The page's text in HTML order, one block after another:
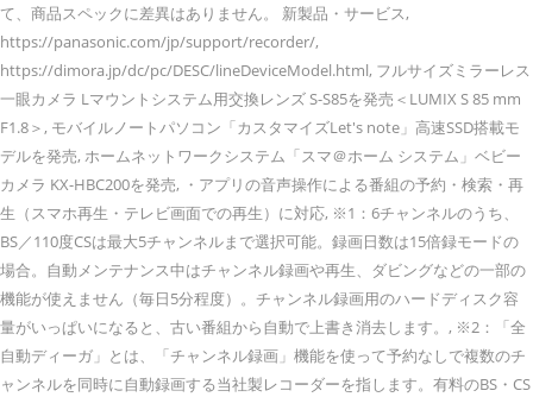
て、商品スペックに差異はありません。 新製品・サービス,
https://panasonic.com/jp/support/recorder/,
https://dimora.jp/dc/pc/DESC/lineDeviceModel.html, フルサイズミラーレス
一眼カメラ Lマウントシステム用交換レンズ S-S85を発売＜LUMIX S 85 mm
F1.8＞, モバイルノートパソコン「カスタマイズLet's note」高速SSD搭載モ
デルを発売, ホームネットワークシステム「スマ＠ホーム システム」ベビー
カメラ KX-HBC200を発売, ・アプリの音声操作による番組の予約・検索・再
生（スマホ再生・テレビ画面での再生）に対応, ※1：6チャンネルのうち、
BS／110度CSは最大5チャンネルまで選択可能。録画日数は15倍録モードの
場合。自動メンテナンス中はチャンネル録画や再生、ダビングなどの一部の
機能が使えません（毎日5分程度）。チャンネル録画用のハードディスク容
量がいっぱいになると、古い番組から自動で上書き消去します。, ※2：「全
自動ディーガ」とは、「チャンネル録画」機能を使って予約なしで複数のチ
ャンネルを同時に自動録画する当社製レコーダーを指します。有料のBS・CS